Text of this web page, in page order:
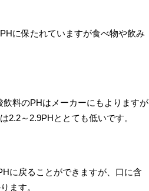
に保たれていますが食べ物や飲み
料のPHはメーカーにもよりますが
2.2～2.9PHととても低いです。
に戻ることができますが、口に含
ます。